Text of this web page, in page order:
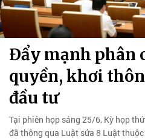
Đẩy mạnh phân
quyền, khơi
đầu tư
Tại phiên họp sáng 25/6, Kỳ họp
đã thông qua Luật sửa 8 Luật